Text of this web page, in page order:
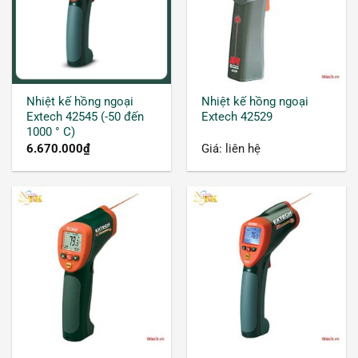
Kiểm tra và bảo trị hệ thống điện
Thiết bị đo nhiệt độ hồng ngoại được sử dụng để
kiểm tra các đầu nối điện lỏng lẻo hoặc bị hở
mạch. Kiểm tra được các sự cố phát sinh trong
bảng mạch điện, chấn lưu hoặc thiết kế cầu chì.
Điều này giúp đảm bảo các kết nối nguồn và bộ
ngắt mạch có nhiệt độ ổn định trong mức cho
phép. Việc giám sát nhiệt độ trong hệ thống điện
Nhiệt kế hồng ngoại
Extech 42545 (-50 đến
1000 ° C)
6.670.000₫
Nhiệt kế hồng ngoại
Extech 42529
Giá: liên hệ